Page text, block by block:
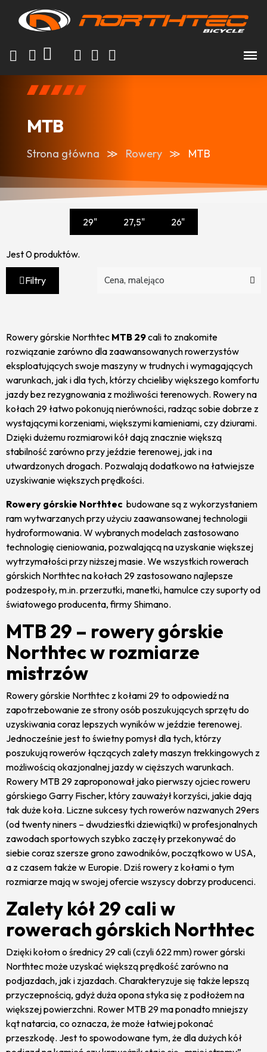
MTB
Strona główna Rowery MTB
29" 27,5" 26"
Jest 0 produktów.
Filtry
Rowery górskie Northtec MTB 29cali to znakomite
rozwiązanie zarówno dla zaawansowanych rowerzystów
eksploatujących swoje maszyny w trudnych i wymagających
warunkach, jak i dla tych, którzy chcieliby większego komfortu
jazdy bez rezygnowania z możliwości terenowych. Rowery na
kołach 29 łatwo pokonują nierówności, radząc sobie dobrze z
wystającymi korzeniami, większymi kamieniami, czy dziurami.
Dzięki dużemu rozmiarowi kół dają znacznie większą
stabilność zarówno przy jeździe terenowej, jak i na
utwardzonych drogach. Pozwalają dodatkowo na łatwiejsze
uzyskiwanie większych prędkości.
Rowery górskie Northtec budowane są z wykorzystaniem
ram wytwarzanych przy użyciu zaawansowanej technologii
hydroformowania. W wybranych modelach zastosowano
technologię cieniowania, pozwalającą na uzyskanie większej
wytrzymałości przy niższej masie. We wszystkich rowerach
górskich Northtec na kołach 29 zastosowano najlepsze
podzespoły, m.in. przerzutki, manetki, hamulce czy suporty od
światowego producenta, firmy Shimano.
MTB 29 – rowery górskie
Northtec w rozmiarze
mistrzów
Rowery górskie Northtec z kołami 29 to odpowiedź na
zapotrzebowanie ze strony osób poszukujących sprzętu do
uzyskiwania coraz lepszych wyników w jeździe terenowej.
Jednocześnie jest to świetny pomysł dla tych, którzy
poszukują rowerów łączących zalety maszyn trekkingowych z
możliwością okazjonalnej jazdy w cięższych warunkach.
Rowery MTB 29 zaproponował jako pierwszy ojciec roweru
górskiego Garry Fischer, który zauważył korzyści, jakie dają
tak duże koła. Liczne sukcesy tych rowerów nazwanych 29ers
(od twenty niners – dwudziestki dziewiątki) w profesjonalnych
zawodach sportowych szybko zaczęły przekonywać do
siebie coraz szersze grono zawodników, początkowo w USA,
a z czasem także w Europie. Dziś rowery z kołami o tym
rozmiarze mają w swojej ofercie wszyscy dobrzy producenci.
Zalety kół 29 cali w
rowerach górskich Northtec
Dzięki kołom o średnicy 29 cali (czyli 622 mm) rower górski
Northtec może uzyskać większą prędkość zarówno na
podjazdach, jak i zjazdach. Charakteryzuje się także lepszą
przyczepnością, gdyż duża opona styka się z podłożem na
większej powierzchni. Rower MTB 29 ma ponadto mniejszy
kąt natarcia, co oznacza, że może łatwiej pokonać
przeszkodę. Jest to spowodowane tym, że dla dużych kół